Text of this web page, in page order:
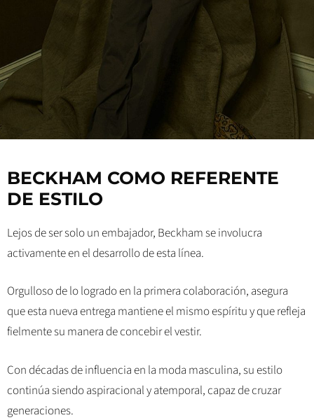
BECKHAM COMO REFERENTE
DE ESTILO
Lejos de ser solo un embajador, Beckham se involucra
activamente en el desarrollo de esta línea.
Orgulloso de lo logrado en la primera colaboración, asegura
que esta nueva entrega mantiene el mismo espíritu y que refleja
fielmente su manera de concebir el vestir.
Con décadas de influencia en la moda masculina, su estilo
continúa siendo aspiracional y atemporal, capaz de cruzar
generaciones.